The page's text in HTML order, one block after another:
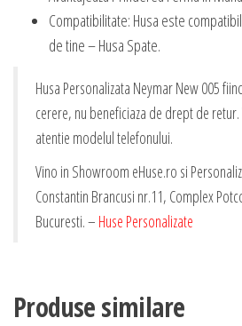
Compatibilitate: Husa este
de tine – Husa Spate.
Husa Personalizata Neymar New 005
cerere, nu beneficiaza de drept de retur.
atentie modelul telefonului.
Vino in Showroom eHuse.ro si
Constantin Brancusi nr.11, Complex
Bucuresti. – Huse Personalizate
Produse similare